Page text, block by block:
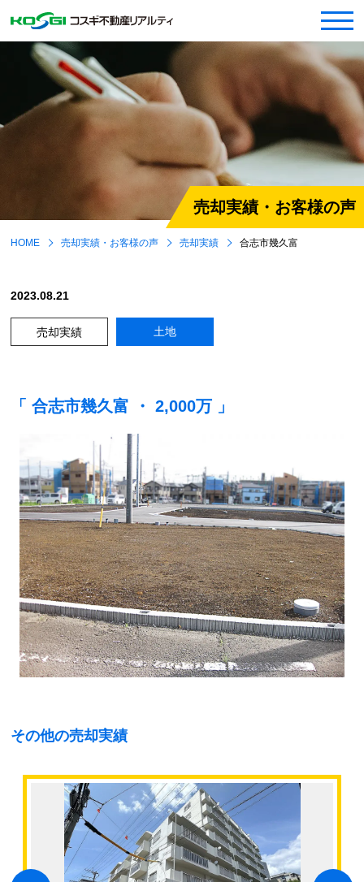
売却実績・お客様の声
HOME 売却実績・お客様の声 売却実績 合志市幾久富
2023.08.21
売却実績 土地
「 合志市幾久富 ・ 2,000万 」
その他の売却実績